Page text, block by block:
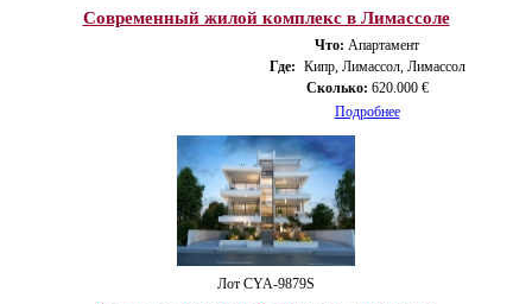
Современный жилой комплекс в Лимассоле
Что: Апартамент
Где: Кипр, Лимассол, Лимассол
Сколько: 620.000 €
Подробнее
Лот CYA-9879S